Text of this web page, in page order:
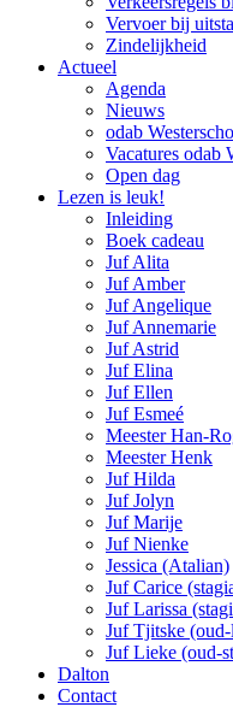
Vervoer bij
Zindelijkheid
Actueel
Agenda
Nieuws
odab
Vacatures odab
Open dag
Lezen is leuk!
Inleiding
Boek cadeau
Juf Alita
Juf Amber
Juf Angelique
Juf Annemarie
Juf Astrid
Juf Elina
Juf Ellen
Juf Esmeé
Meester Han-
Meester Henk
Juf Hilda
Juf Jolyn
Juf Marije
Juf Nienke
Jessica (Atalian)
Juf Carice
Juf Larissa
Juf Tjitske
Juf Lieke (oud-
Dalton
Contact